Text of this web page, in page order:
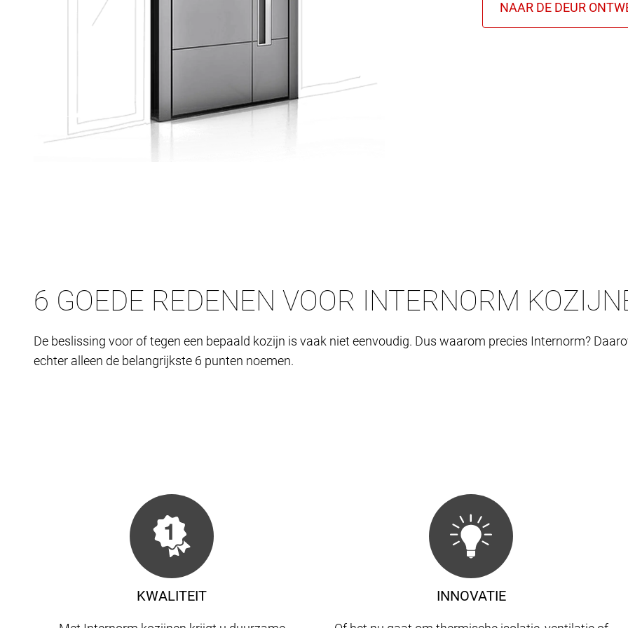
6 GOEDE REDENEN VOOR INTERNORM
De beslissing voor of tegen een bepaald kozijn is vaak niet eenvoudig. Dus waarom precies Internorm?
echter alleen de belangrijkste 6 punten noemen.
KWALITEIT INNOVATIE